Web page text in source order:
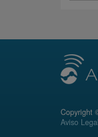
Copyright
Aviso Legal